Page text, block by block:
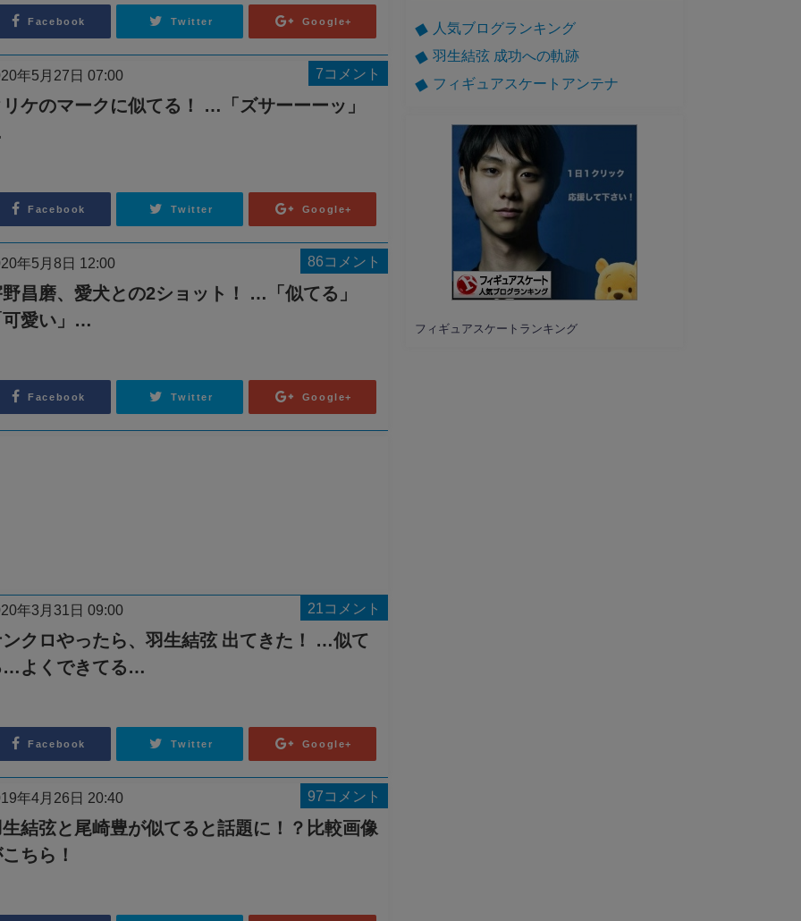
Facebook Twitter Google+
7コメント
ケのマークに似てる！ …「ズサーーーッ」
年5月27日 07:00
Facebook Twitter Google+
86コメント
昌磨、愛犬との2ショット！ …「似てる」
可愛い」…
年5月8日 12:00
Facebook Twitter Google+
21コメント
クロやったら、羽生結弦 出てきた！ …似て
…よくできてる…
年3月31日 09:00
Facebook Twitter Google+
97コメント
結弦と尾崎豊が似てると話題に！？比較画像
ちら！
年4月26日 20:40
人気ブログランキング
羽生結弦 成功への軌跡
フィギュアスケートアンテナ
フィギュアスケートランキング